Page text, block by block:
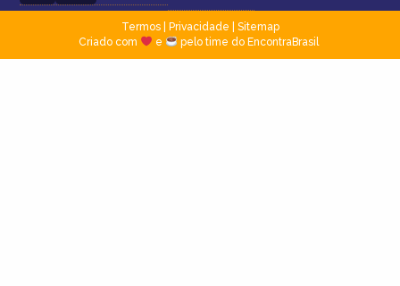
Termos| Privacidade
Sitemap
Criado com
e pelo time do EncontraBrasil